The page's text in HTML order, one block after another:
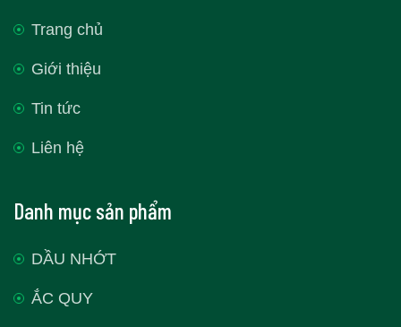
Trang chủ
Giới thiệu
Tin tức
Liên hệ
Danh mục sản phẩm
DẦU NHỚT
ẮC QUY